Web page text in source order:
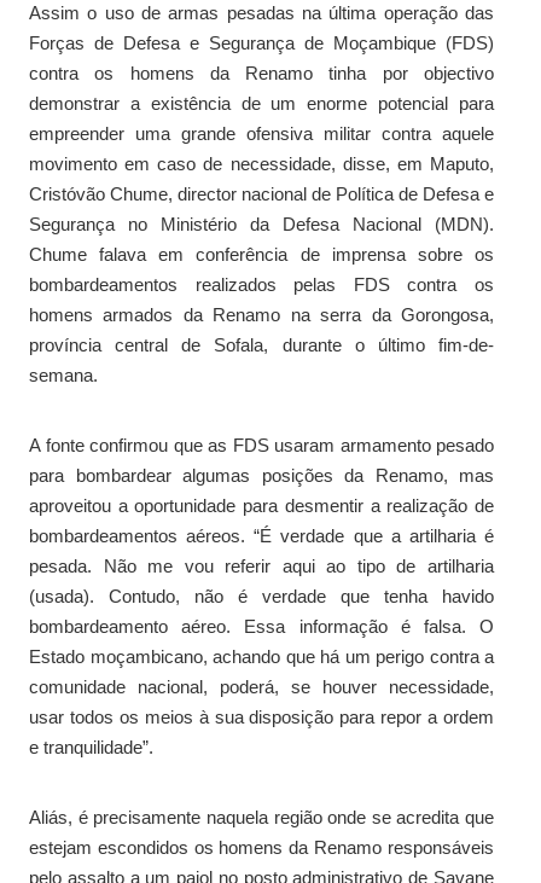
Assim o uso de armas pesadas na última operação das
Forças de Defesa e Segurança de Moçambique (FDS)
contra os homens da Renamo tinha por objectivo
demonstrar a existência de um enorme potencial para
empreender uma grande ofensiva militar contra aquele
movimento em caso de necessidade, disse, em Maputo,
Cristóvão Chume, director nacional de Política de Defesa e
Segurança no Ministério da Defesa Nacional (MDN).
Chume falava em conferência de imprensa sobre os
bombardeamentos realizados pelas FDS contra os
homens armados da Renamo na serra da Gorongosa,
província central de Sofala, durante o último fim-de-
semana.
A fonte confirmou que as FDS usaram armamento pesado
para bombardear algumas posições da Renamo, mas
aproveitou a oportunidade para desmentir a realização de
bombardeamentos aéreos. “É verdade que a artilharia é
pesada. Não me vou referir aqui ao tipo de artilharia
(usada). Contudo, não é verdade que tenha havido
bombardeamento aéreo. Essa informação é falsa. O
Estado moçambicano, achando que há um perigo contra a
comunidade nacional, poderá, se houver necessidade,
usar todos os meios à sua disposição para repor a ordem
e tranquilidade”.
Aliás, é precisamente naquela região onde se acredita que
estejam escondidos os homens da Renamo responsáveis
pelo assalto a um paiol no posto administrativo de Savane